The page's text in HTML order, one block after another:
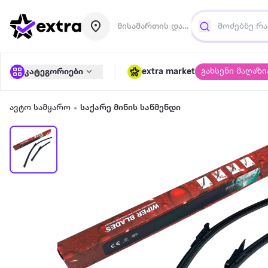
მისამართის დამატება
კატეგორიები extra market გახსენი
ავტო სამყარო საქარე მინის საწმენდი